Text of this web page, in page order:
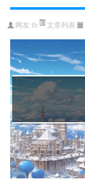
网友:fb 文章列表